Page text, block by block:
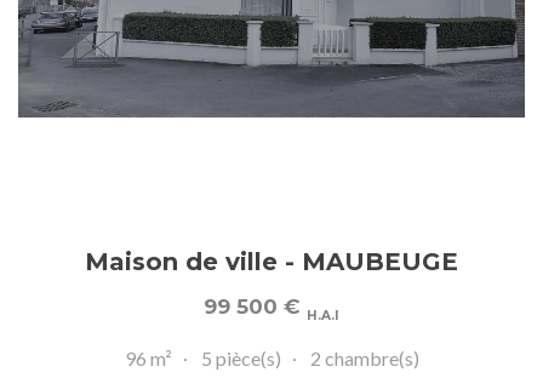
Maison de ville - MAUBEUGE
99 500 € H.A.I
96 m² 5 pièce(s)
2 chambre(s)